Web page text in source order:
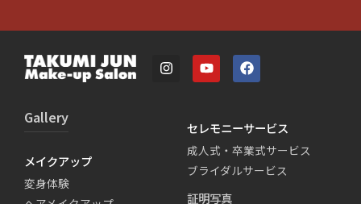
Gallery
メイクアップ
変身体験
セレモニーサービス
成人式・卒業式サービス
ブライダルサービス
証明写真